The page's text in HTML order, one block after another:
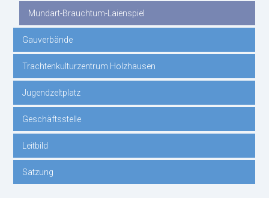
Mundart-Brauchtum-Laienspiel
Gauverbände
Trachtenkulturzentrum Holzhausen
Jugendzeltplatz
Geschäftsstelle
Leitbild
Satzung